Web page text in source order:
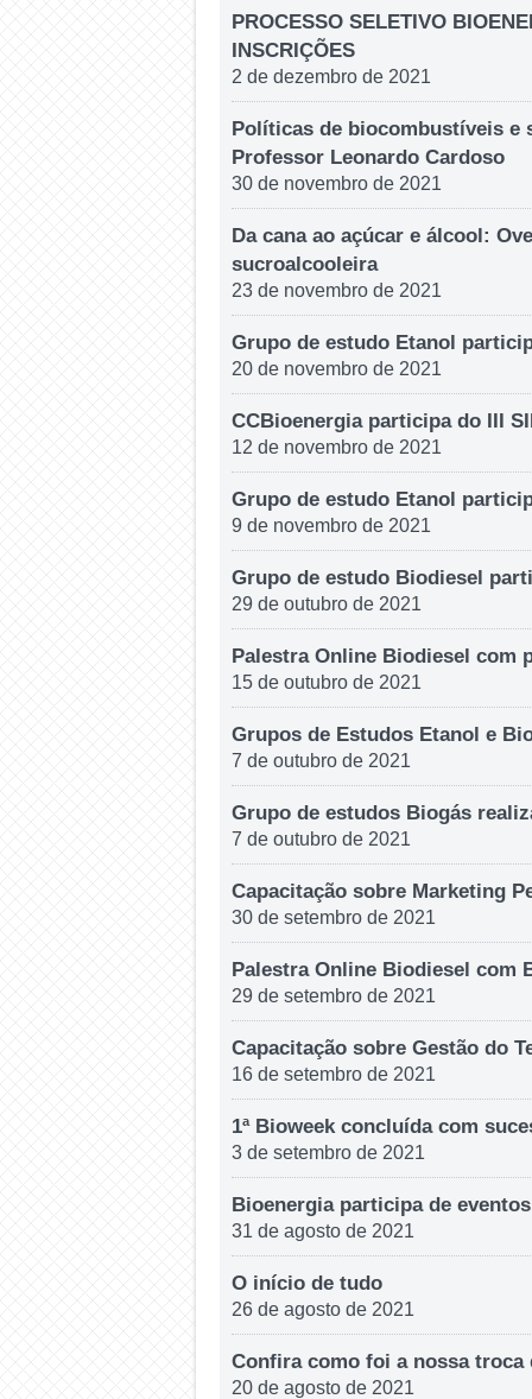
PROCESSO SELETIVO
INSCRIÇÕES
2 de dezembro de 2021
Políticas de biocombustíveis e
Professor Leonardo Cardoso
30 de novembro de 2021
Da cana ao açúcar e álcool:
sucroalcooleira
23 de novembro de 2021
Grupo de estudo Etanol
20 de novembro de 2021
CCBioenergia participa do III
12 de novembro de 2021
Grupo de estudo Etanol
9 de novembro de 2021
Grupo de estudo Biodiesel
29 de outubro de 2021
Palestra Online Biodiesel com
15 de outubro de 2021
Grupos de Estudos Etanol e
7 de outubro de 2021
Grupo de estudos Biogás
7 de outubro de 2021
Capacitação sobre Marketing
30 de setembro de 2021
Palestra Online Biodiesel com
29 de setembro de 2021
Capacitação sobre Gestão do
16 de setembro de 2021
1ª Bioweek concluída com
3 de setembro de 2021
Bioenergia participa de
31 de agosto de 2021
O início de tudo
26 de agosto de 2021
Confira como foi a nossa troca
20 de agosto de 2021